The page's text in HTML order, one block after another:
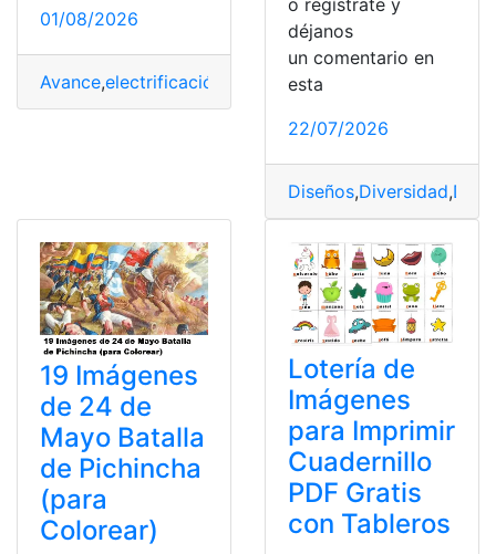
01/08/2026
Avance,electrificación Filtraciones
déjanos
un comentario en
esta
22/07/2026
Diseños,Diversidad,
19 Imágenes
de 24 de
Mayo Batalla
de Pichincha
(para
Colorear)
Lotería de
Imágenes
para Imprimir
Cuadernillo
PDF Gratis
con Tableros